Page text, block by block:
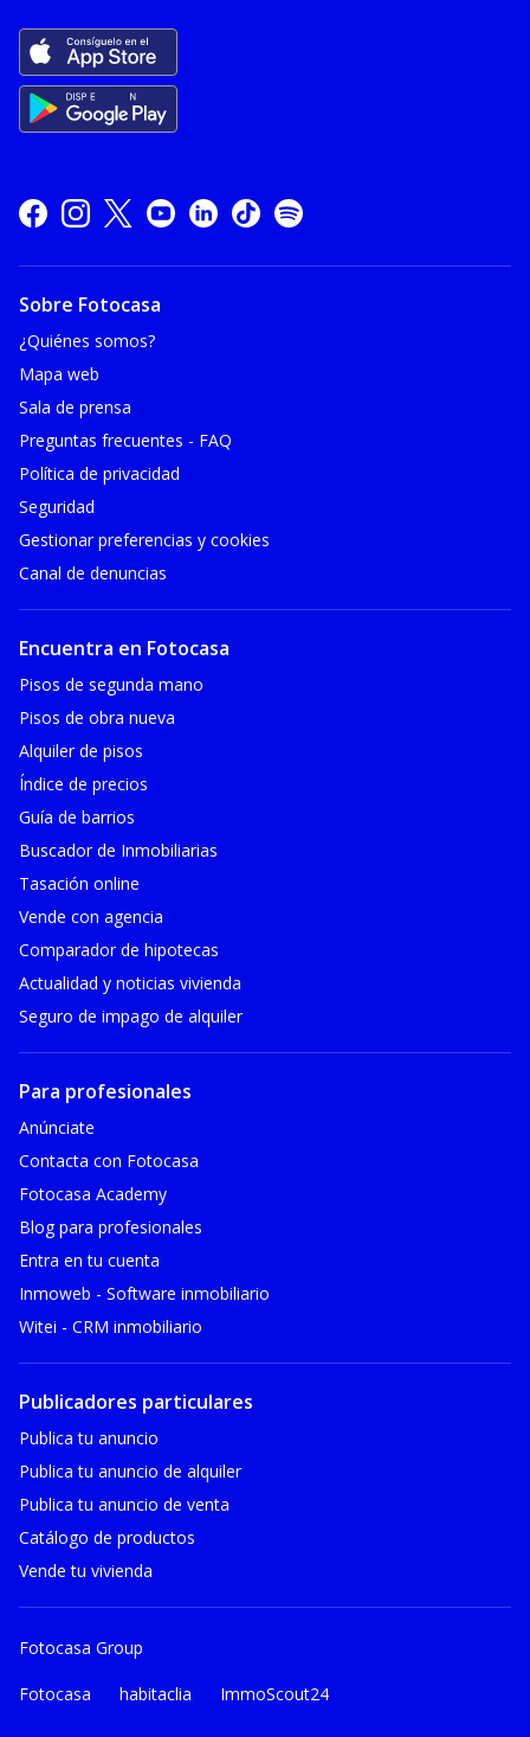
Sobre Fotocasa
¿Quiénes somos?
Mapa web
Sala de prensa
Preguntas frecuentes - FAQ
Política de privacidad
Seguridad
Gestionar preferencias y cookies
Canal de denuncias
Encuentra en Fotocasa
Pisos de segunda mano
Pisos de obra nueva
Alquiler de pisos
Índice de precios
Guía de barrios
Buscador de Inmobiliarias
Tasación online
Vende con agencia
Comparador de hipotecas
Actualidad y noticias vivienda
Seguro de impago de alquiler
Para profesionales
Anúnciate
Contacta con Fotocasa
Fotocasa Academy
Blog para profesionales
Entra en tu cuenta
Inmoweb - Software inmobiliario
Witei - CRM inmobiliario
Publicadores particulares
Publica tu anuncio
Publica tu anuncio de alquiler
Publica tu anuncio de venta
Catálogo de productos
Vende tu vivienda
Fotocasa Group
Fotocasa habitaclia ImmoScout24